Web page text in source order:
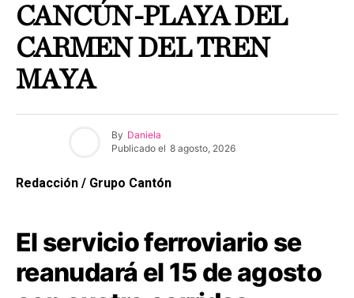
CANCÚN-PLAYA DEL
CARMEN DEL TREN
MAYA
By Daniela
Publicado el 8 agosto, 2026
Redacción / Grupo Cantón
El servicio ferroviario se
reanudará el 15 de agosto